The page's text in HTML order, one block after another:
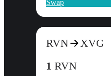
Swap
RVN
XVG
1 RVN